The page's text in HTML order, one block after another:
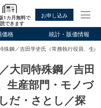
1カ月無料で
できます
お申し込み
価格 統計・販価情報
殊鋼／吉田学史氏（常務執行役員、生
大同特殊鋼／吉田
生産部門・モノづ
だ・さとし／探